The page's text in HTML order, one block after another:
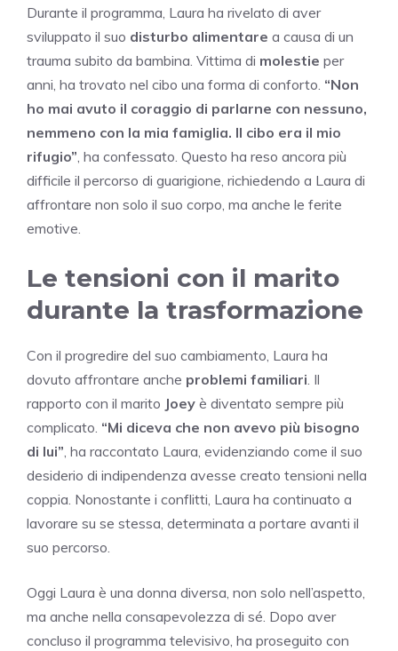
Durante il programma, Laura ha rivelato di aver
sviluppato il suo disturbo alimentare a causa di un
trauma subito da bambina. Vittima di molestie per
anni, ha trovato nel cibo una forma di conforto. “Non
ho mai avuto il coraggio di parlarne con nessuno,
nemmeno con la mia famiglia. Il cibo era il mio
rifugio” , ha confessato. Questo ha reso ancora più
difficile il percorso di guarigione, richiedendo a Laura di
affrontare non solo il suo corpo, ma anche le ferite
emotive.
Le tensioni con il marito
durante la trasformazione
Con il progredire del suo cambiamento, Laura ha
dovuto affrontare anche problemi familiari . Il
rapporto con il marito Joey è diventato sempre più
complicato. “Mi diceva che non avevo più bisogno
di lui” , ha raccontato Laura, evidenziando come il suo
desiderio di indipendenza avesse creato tensioni nella
coppia. Nonostante i conflitti, Laura ha continuato a
lavorare su se stessa, determinata a portare avanti il
suo percorso.
Oggi Laura è una donna diversa, non solo nell’aspetto,
ma anche nella consapevolezza di sé. Dopo aver
concluso il programma televisivo, ha proseguito con